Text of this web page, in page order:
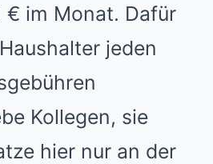
€ im Monat. Dafür
jeden
Kollegen, sie
hier nur an der